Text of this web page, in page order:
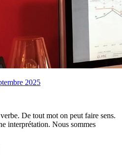
2025
De tout mot on peut faire sens.
interprétation. Nous sommes